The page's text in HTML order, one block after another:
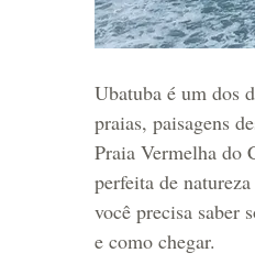
Ubatuba é um dos
praias, paisagens
Praia Vermelha do
perfeita de
você precisa saber
e como chegar.